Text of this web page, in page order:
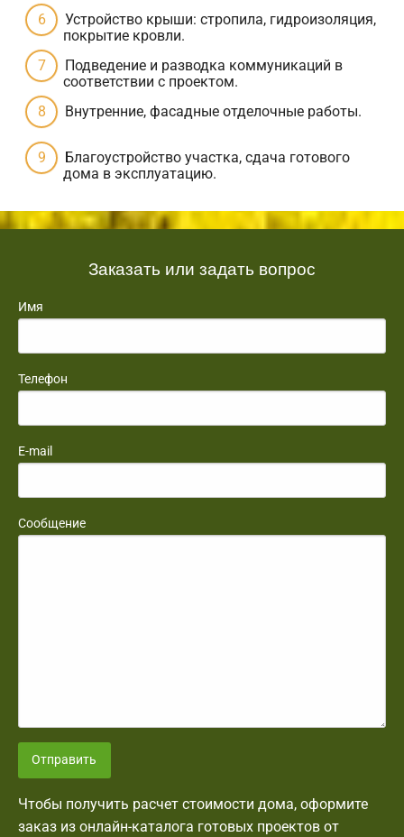
Устройство крыши: стропила, гидроизоляция,
покрытие кровли.
Подведение и разводка коммуникаций в
соответствии с проектом.
Внутренние, фасадные отделочные работы.
Благоустройство участка, сдача готового
дома в эксплуатацию.
Заказать или задать вопрос
Имя
Телефон
E-mail
Сообщение
Отправить
Чтобы получить расчет стоимости дома, оформите
заказ из онлайн-каталога готовых проектов от